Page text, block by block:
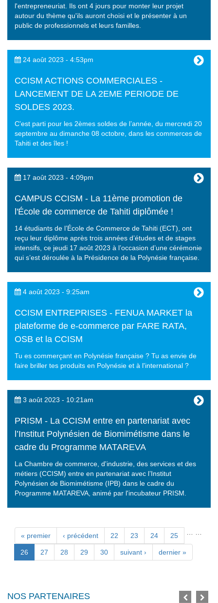
l'entrepreneuriat. Ils ont 4 jours pour monter leur projet
autour du thème qu'ils auront choisi et le présenter à un
public de professionnels et leurs familles.
24 août 2023 - 4:53pm
CCISM ACTIONS COMMERCIALES -
LANCEMENT DE LA 2EME PERIODE DE
SOLDES 2023.
C'est parti pour les 2èmes soldes de l’année, du mercredi 20
septembre au dimanche 08 octobre, dans les commerces de
Tahiti et des îles !
17 août 2023 - 4:09pm
CAMPUS CCISM - La 11ème promotion de
l'École de commerce de Tahiti diplômée !
14 étudiants de l’École de Commerce de Tahiti (ECT), ont
reçu leur diplôme après trois années d’études et de stages
intensifs, ce jeudi 17 août 2023 à l’occasion d’une cérémonie
qui s’est déroulée à la Présidence de la Polynésie française.
4 août 2023 - 9:25am
CCISM ENTREPRISES - FENUA MARKET la
plateforme de e-commerce par FARE RATA,
OSB et la CCISM
Tu es commerçant en Polynésie française ? Tu as envie de
faire briller tes produits en Polynésie et à l'international ?
3 août 2023 - 10:21am
PRISM - La CCISM entre en partenariat avec
l’Institut Polynésien de Biomimétisme dans le
cadre du Programme MATAREVA
La Chambre de commerce, d'industrie, des services et des
métiers (CCISM) entre en partenariat avec l’Institut
Polynésien de Biomimétisme (IPB) dans le cadre du
Programme MATAREVA, animé par l'incubateur PRISM.
Pages
« premier ‹ précédent 22 23 24 25
26 27 28 29 30 suivant › dernier »
NOS PARTENAIRES